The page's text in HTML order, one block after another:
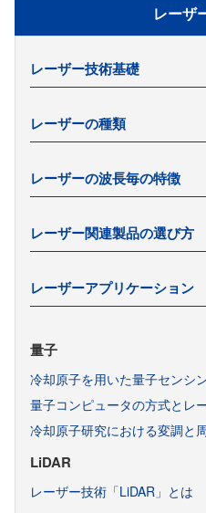
レーザ
レーザー技術基礎
レーザーダイオード用関連機器
光変調器の種類と選び方
電気光学変調器（EOM）の原
音響光学変調器（AOM）の原理
半導体光変調器（SOM）の原
パルスジェネレータとは
レーザーの種類
パルスレーザーとは
レーザーとは
ポンプレーザーダイオードとは
エキシマレーザーとは
レーザーダイオードとは
SLD光源
ピコ秒・フェムト秒レーザー
レーザーの波長毎の特徴
赤外線レーザー（IRレーザー）
1550nm帯レーザー
レーザー関連製品の選び方
パルスジェネレータ搭載電源
レーザーアプリケーション
量子
冷却原子を用いた量子センシ
量子コンピュータの方式とレ
冷却原子研究における変調と
LiDAR
レーザー技術「LiDAR」とは